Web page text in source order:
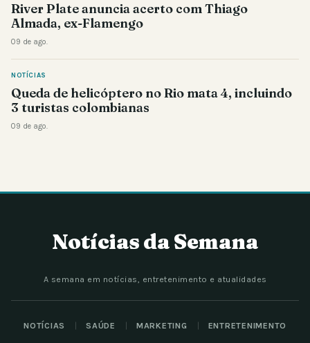
River Plate anuncia acerto com Thiago
Almada, ex-Flamengo
09 de ago.
NOTÍCIAS
Queda de helicóptero no Rio mata 4, incluindo
3 turistas colombianas
09 de ago.
Notícias da Semana
A semana em notícias, entretenimento e atualidades
NOTÍCIAS SAÚDE MARKETING ENTRETENIMENTO